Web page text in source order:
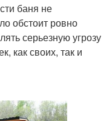
баня не
обстоит ровно
серьезную угрозу
как своих, так и